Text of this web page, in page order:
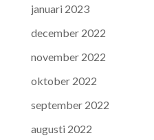
januari 2023
december 2022
november 2022
oktober 2022
september 2022
augusti 2022